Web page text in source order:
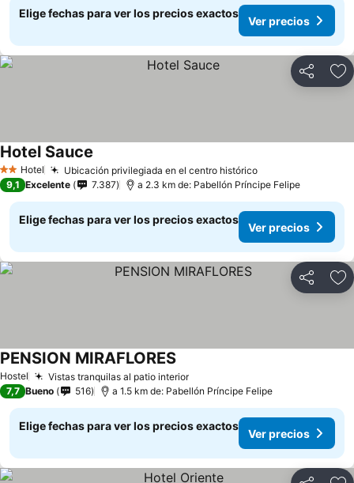
Elige fechas para ver los precios exactos
Ver precios
Compartir
2 Estrellas
Hotel Ubicación privilegiada en el centro históricoVer precios
Hotel Sauce
9,1 Excelente 7.387 a 2.3 km de: Pabellón Príncipe Felipe
Elige fechas para ver los precios exactos
Ver precios
Compartir
Hostel Vistas tranquilas al patio interiorVer precios
PENSION MIRAFLORES
7,7 Bueno 516 a 1.5 km de: Pabellón Príncipe Felipe
Elige fechas para ver los precios exactos
Ver precios